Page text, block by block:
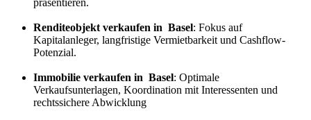
Renditeobjekt verkaufen in Basel: Fokus auf
Kapitalanleger, langfristige Vermietbarkeit und Cashflow-
Potenzial.
Immobilie verkaufen in Basel: Optimale
Verkaufsunterlagen, Koordination mit Interessenten und
rechtssichere Abwicklung